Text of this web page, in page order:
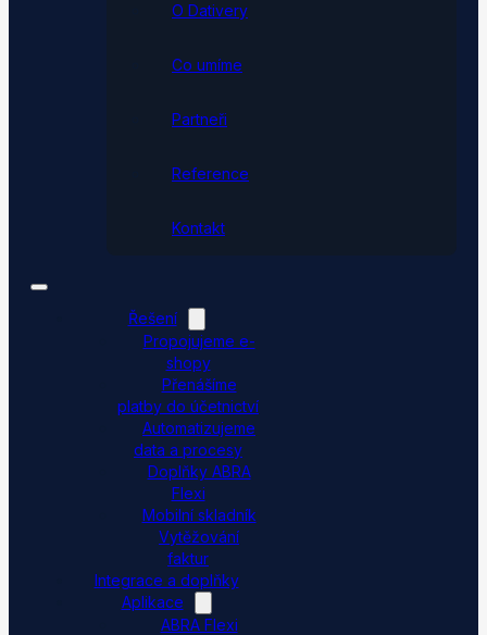
O Dativery
Co umíme
Partneři
Reference
Kontakt
Řešení
Propojujeme e-
shopy
Přenášíme
platby do účetnictví
Automatizujeme
data a procesy
Doplňky ABRA
Flexi
Mobilní skladník
Vytěžování
faktur
Integrace a doplňky
Aplikace
ABRA Flexi